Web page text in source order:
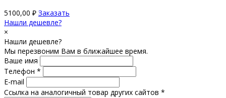
5100,00 ₽ Заказать
Нашли дешевле?
×
Нашли дешевле?
Мы перезвоним Вам в ближайшее время.
Ваше имя
Телефон *
E-mail
Ссылка на аналогичный товар других сайтов *